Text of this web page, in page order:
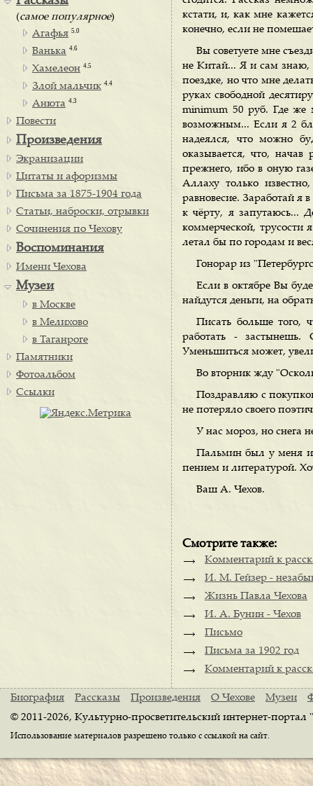
кстати, и, как мне
конечно, если не
Вы советуете мне
не Китай... Я и сам знаю,
поездке, но что мне
руках свободной
minimum 50 руб. Где же
возможным... Если я 2
надеялся, что можно
оказывается, что, начав
прежнего, ибо в оную
Аллаху только
равновесие. Заработай
к чёрту, я запутаюсь...
коммерческой, трусости
летал бы по городам и
Гонорар из
Если в октябре Вы
найдутся деньги, на
Писать больше того,
работать - застынешь.
Уменьшиться может,
Во вторник жду
Поздравляю с
не потеряло своего
У нас мороз, но снега
Пальмин был у меня и
пением и литературой.
Ваш А. Чехов.
Смотрите также:
Комментарий к
И. М. Гейзер -
Жизнь Павла Чехова
И. А. Бунин - Чехов
Письмо
Письма за 1902 год
Комментарий к
(самое популярное)
Агафья 5.0
Ванька 4.6
Хамелеон 4.5
Злой мальчик 4.4
Анюта 4.3
Повести
Произведения
Экранизации
Цитаты и афоризмы
Письма за 1875-1904 года
Статьи, наброски, отрывки
Сочинения по Чехову
Воспоминания
Имени Чехова
Музеи
в Москве
в Мелихово
в Таганроге
Памятники
Фотоальбом
Ссылки
Биография Рассказы Произведения О Чехове Музеи
© 2011-2026, Культурно-просветительский интернет-
Использование материалов разрешено только с ссылкой на сайт.